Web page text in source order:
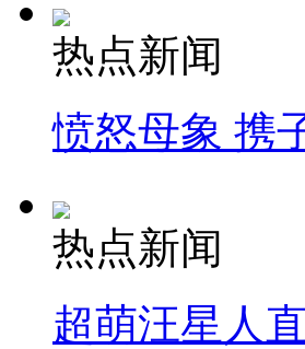
热点新闻
愤怒母象 携
热点新闻
超萌汪星人